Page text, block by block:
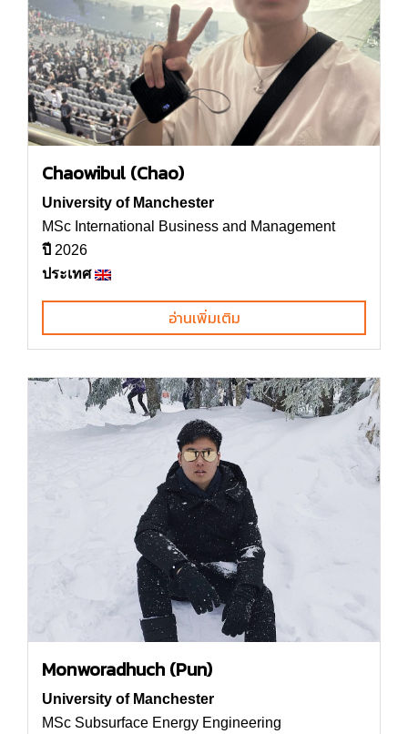
Chaowibul (Chao)
University of Manchester
MSc International Business and Management
ปี 2026
ประเทศ
อ่านเพิ่มเติม
Monworadhuch (Pun)
University of Manchester
MSc Subsurface Energy Engineering